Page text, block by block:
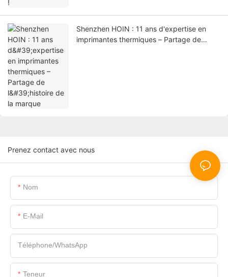
Shenzhen HOIN : 11 ans d'expertise en
imprimantes thermiques – Partage de
Prenez contact avec nous
Nom
E-Mail
Téléphone/WhatsApp
Teneur